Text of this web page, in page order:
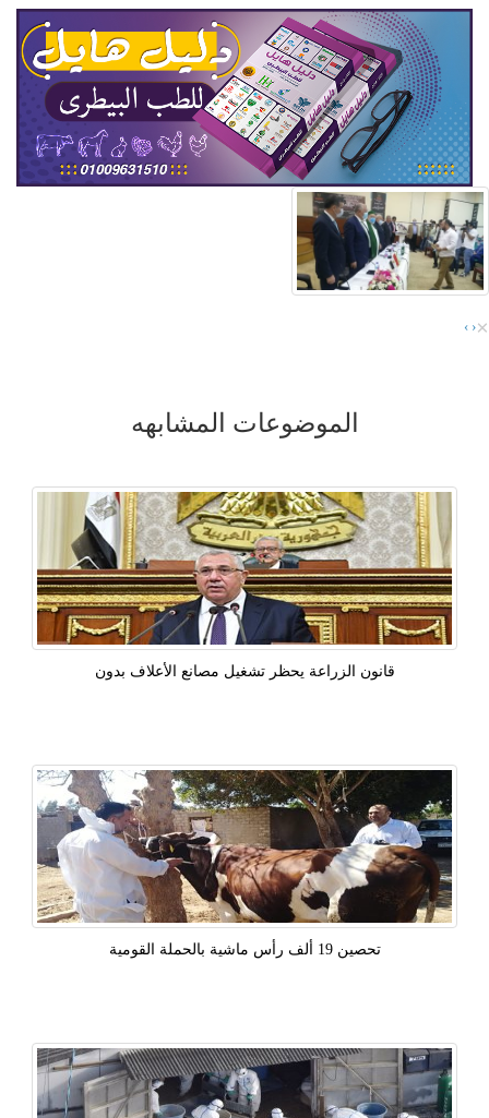
‹
› ×
الموضوعات المشابهه
قانون الزراعة يحظر تشغيل مصانع الأعلاف بدون
تحصين 19 ألف رأس ماشية بالحملة القومية